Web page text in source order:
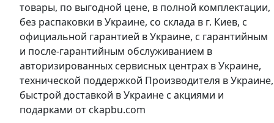
товары, по выгодной цене, в полной комплектации,
без распаковки в Украине, со склада в г. Киев, с
официальной гарантией в Украине, с гарантийным
и после-гарантийным обслуживанием в
авторизированных сервисных центрах в Украине,
технической поддержкой Производителя в Украине,
быстрой доставкой в Украине с акциями и
подарками от ckapbu.com